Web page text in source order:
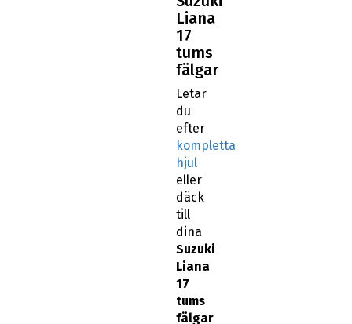
Liana
17
tums
fälgar
Letar
du
efter
kompletta
hjul
eller
däck
till
dina
Suzuki
Liana
17
tums
fälgar